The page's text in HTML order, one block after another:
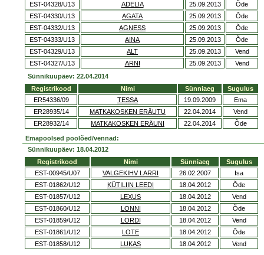
EST-04328/U13
ADELIA 25.09.2013
Õde
EST-04330/U13
AGATA 25.09.2013
Õde
EST-04332/U13
AGNESS 25.09.2013
Õde
EST-04333/U13
AINA 25.09.2013
Õde
EST-04329/U13
ALT 25.09.2013
Vend
EST-04327/U13
ARNI 25.09.2013
Vend
Sünnikuupäev: 22.04.2014
Registrikood
Nimi Sünniaeg
Sugulus
ER54336/09
TESSA 19.09.2009
Ema
ER28935/14
MATKAKOSKEN ERÄUTU 22.04.2014
Vend
ER28932/14
MATKAKOSKEN ERÄUNI 22.04.2014 Õde
Emapoolsed poolõed/vennad:
Sünnikuupäev: 18.04.2012
Registrikood
Nimi Sünniaeg
Sugulus
EST-00945/U07
VALGEKIHV LARRI 26.02.2007
Isa
EST-01862/U12
KÜTILIIN LEEDI 18.04.2012
Õde
EST-01857/U12
LEXUS 18.04.2012
Vend
EST-01860/U12
LONNI 18.04.2012
Õde
EST-01859/U12
LORDI 18.04.2012
Vend
EST-01861/U12
LOTE 18.04.2012
Õde
EST-01858/U12
LUKAS 18.04.2012 Vend